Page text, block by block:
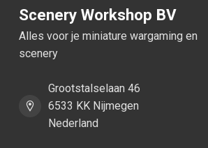
Scenery Workshop BV
Alles voor je miniature wargaming en
scenery
Grootstalselaan 46
6533 KK Nijmegen
Nederland